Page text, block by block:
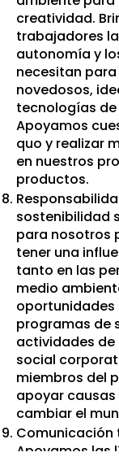
creatividad.
trabajadores
autonomía y
necesitan
novedosos,
tecnologías
Apoyamos
quo y realizar
en nuestros
productos.
sostenibilidad
para nosotros
tener una
tanto en las
medio
oportunidades
programas de
actividades
social
miembros del
apoyar
cambiar el
Comunicación
Apoyamos las